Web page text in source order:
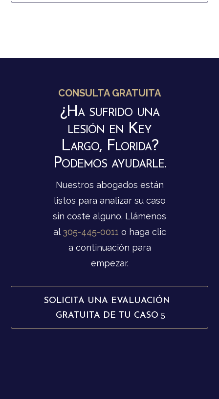
CONSULTA GRATUITA
¿Ha sufrido una
lesión en Key
Largo, Florida?
Podemos ayudarle.
Nuestros abogados están
listos para analizar su caso
sin coste alguno. Llámenos
al 305-445-0011 o haga clic
a continuación para
empezar.
SOLICITA UNA EVALUACIÓN
GRATUITA DE TU CASO